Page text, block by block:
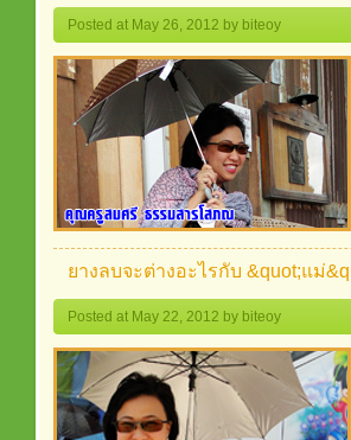
Posted at May 26, 2012 by biteoy
ยางลบจะต่างอะไรกับ &quot;แม่
Posted at May 22, 2012 by biteoy